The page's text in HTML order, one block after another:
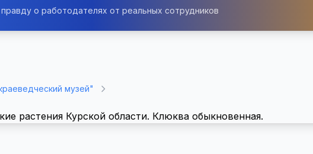
правду о работодателях от реальных сотрудников
музей"